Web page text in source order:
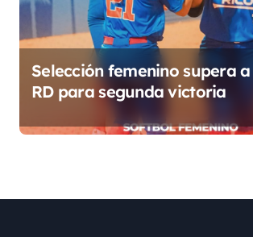
Selección femenino supera a
RD para segunda victoria